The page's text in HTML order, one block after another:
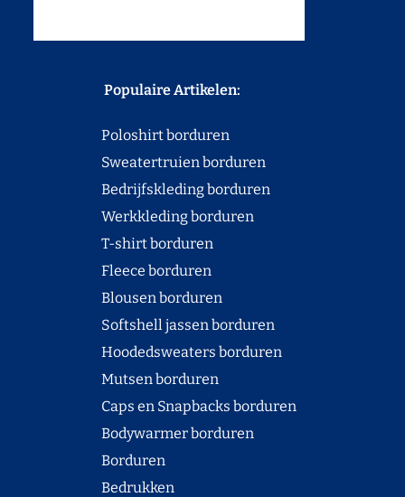
Populaire Artikelen:
Poloshirt borduren
Sweatertruien borduren
Bedrijfskleding borduren
Werkkleding borduren
T-shirt borduren
Fleece borduren
Blousen borduren
Softshell jassen borduren
Hoodedsweaters borduren
Mutsen borduren
Caps en Snapbacks borduren
Bodywarmer borduren
Borduren
Bedrukken